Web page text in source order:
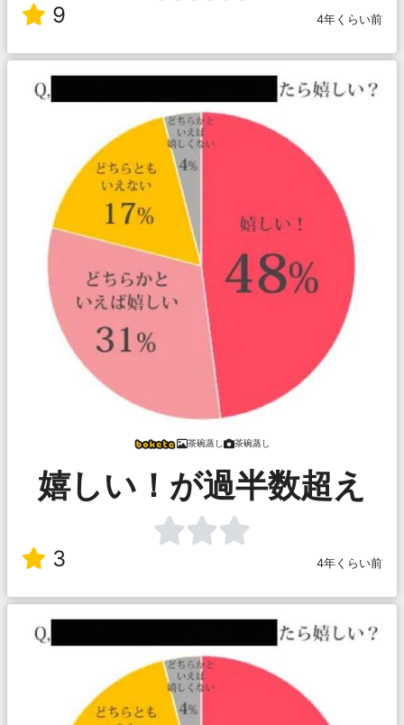
9 4年くらい前
茶碗蒸し 茶碗蒸し
嬉しい！が過半数超え
3 4年くらい前